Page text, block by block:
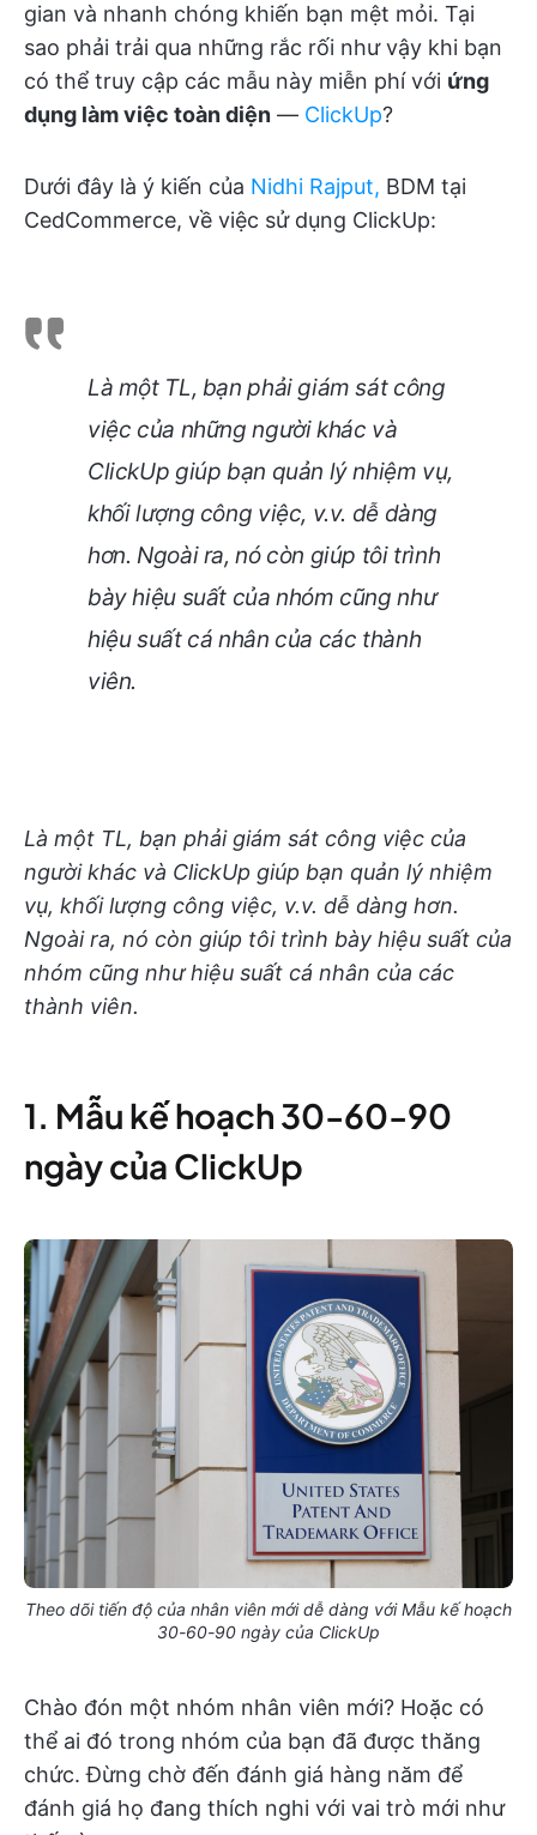
gian và nhanh chóng khiến bạn mệt mỏi. Tại
sao phải trải qua những rắc rối như vậy khi bạn
có thể truy cập các mẫu này miễn phí với ứng
dụng làm việc toàn diện — ClickUp?
Dưới đây là ý kiến của Nidhi Rajput, BDM tại
CedCommerce, về việc sử dụng ClickUp:
Là một TL, bạn phải giám sát công
việc của những người khác và
ClickUp giúp bạn quản lý nhiệm vụ,
khối lượng công việc, v.v. dễ dàng
hơn. Ngoài ra, nó còn giúp tôi trình
bày hiệu suất của nhóm cũng như
hiệu suất cá nhân của các thành
viên.
Là một TL, bạn phải giám sát công việc của
người khác và ClickUp giúp bạn quản lý nhiệm
vụ, khối lượng công việc, v.v. dễ dàng hơn.
Ngoài ra, nó còn giúp tôi trình bày hiệu suất của
nhóm cũng như hiệu suất cá nhân của các
thành viên.
1. Mẫu kế hoạch 30-60-90
ngày của ClickUp
Theo dõi tiến độ của nhân viên mới dễ dàng với Mẫu kế hoạch
30-60-90 ngày của ClickUp
Chào đón một nhóm nhân viên mới? Hoặc có
thể ai đó trong nhóm của bạn đã được thăng
chức. Đừng chờ đến đánh giá hàng năm để
đánh giá họ đang thích nghi với vai trò mới như